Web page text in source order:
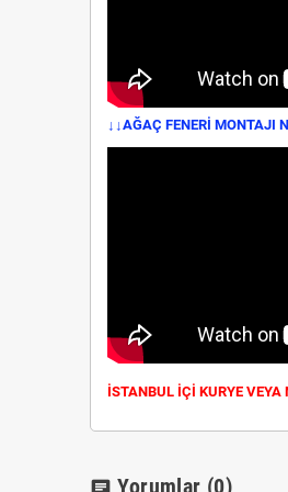
↓↓AĞAÇ FENERİ MONTAJI
İSTANBUL İÇİ KURYE
Yorumlar (0)